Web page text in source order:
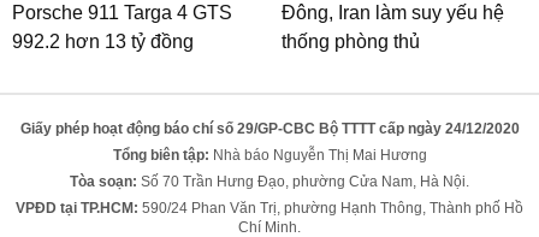
Porsche 911 Targa 4 GTS
992.2 hơn 13 tỷ đồng
Đông, Iran làm suy yếu hệ
thống phòng thủ
Giấy phép hoạt động báo chí số 29/GP-CBC Bộ TTTT cấp ngày 24/12/2020
Tổng biên tập: Nhà báo Nguyễn Thị Mai Hương
Tòa soạn: Số 70 Trần Hưng Đạo, phường Cửa Nam, Hà Nội.
VPĐD tại TP.HCM: 590/24 Phan Văn Trị, phường Hạnh Thông, Thành phố Hồ
Chí Minh.